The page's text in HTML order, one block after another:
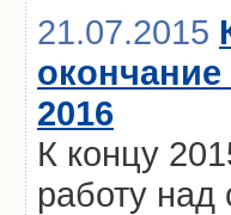
21.07.2015
2016
К концу
работу